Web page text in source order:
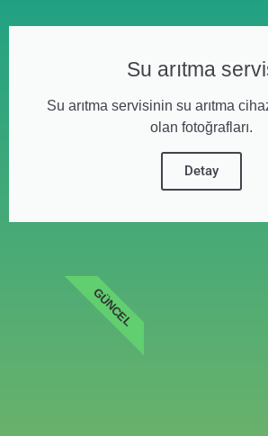
Su arıtma
Su arıtma servisinin su arıtma
olan fotoğrafları.
Detay
GÜNCEL